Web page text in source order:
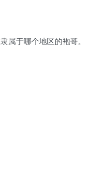
属于哪个地区的袍哥。